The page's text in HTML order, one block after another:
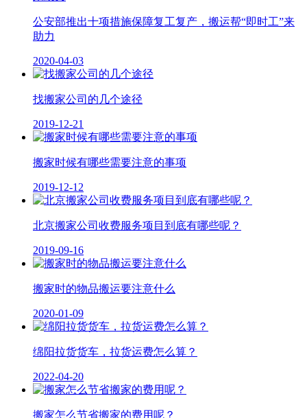
公安部推出十项措施保障复工复产，搬运帮“即时工”来
助力
2020-04-03
找搬家公司的几个途径
2019-12-21
搬家时候有哪些需要注意的事项
2019-12-12
北京搬家公司收费服务项目到底有哪些呢？
2019-09-16
搬家时的物品搬运要注意什么
2020-01-09
绵阳拉货货车，拉货运费怎么算？
2022-04-20
搬家怎么节省搬家的费用呢？